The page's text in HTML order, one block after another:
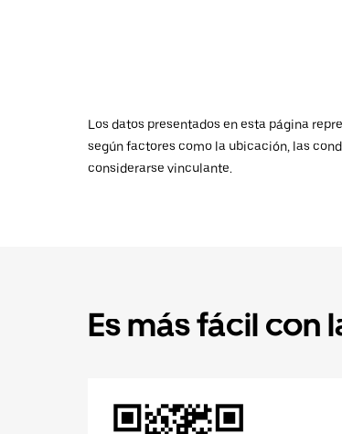
Los datos presentados en esta página
según factores como la ubicación, las
considerarse vinculante.
Es más fácil con